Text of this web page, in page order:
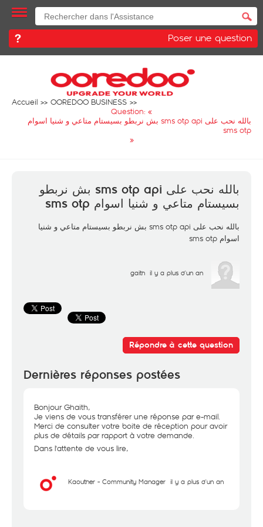
Poser une question
Accueil
OOREDOO BUSINESS
Question: «
بالله نحب على sms otp api بش نربطو بسيستام متاعي و شنيا اسوام
sms otp
»
بالله نحب على sms otp api بش نربطو
بسيستام متاعي و شنيا اسوام sms otp
بالله نحب على sms otp api بش نربطو بسيستام متاعي و شنيا
اسوام sms otp
gaith il y a plus d'un an
Répondre à cette question
Dernières réponses postées
Bonjour Ghaith,
Je viens de vous transférer une réponse par e-mail.
Merci de consulter votre boite de réception pour avoir
plus de détails par rapport à votre demande.
Dans l'attente de vous lire,
Kaouther - Community Manager il y a plus d'un an